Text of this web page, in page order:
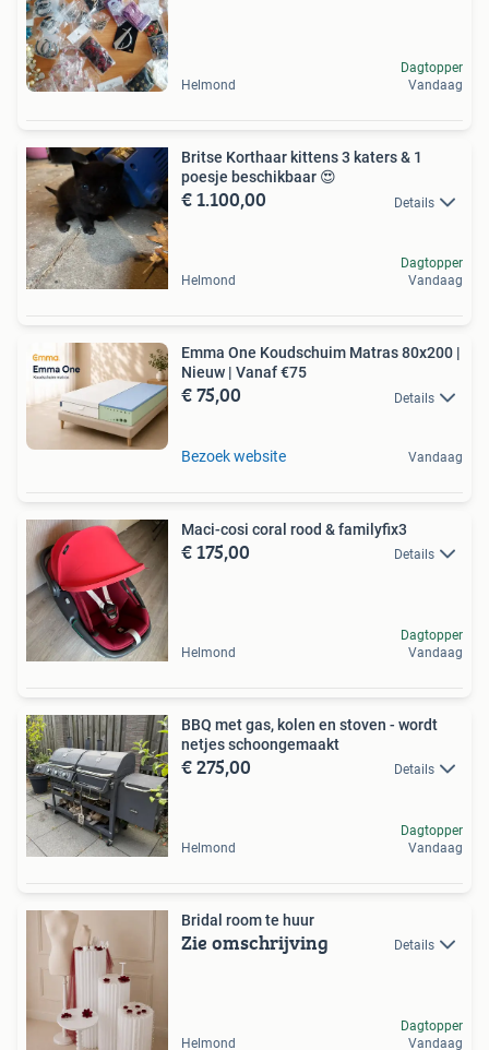
Helmond
Dagtopper
Vandaag
Britse Korthaar kittens 3 katers & 1
poesje beschikbaar 😍
€ 1.100,00 Details
Helmond
Dagtopper
Vandaag
Emma One Koudschuim Matras 80x200 |
Nieuw | Vanaf €75
€ 75,00 Details
Bezoek website Vandaag
Maci-cosi coral rood & familyfix3
€ 175,00 Details
Helmond
Dagtopper
Vandaag
BBQ met gas, kolen en stoven - wordt
netjes schoongemaakt
€ 275,00 Details
Helmond
Dagtopper
Vandaag
Bridal room te huur
Zie omschrijving Details
Helmond
Dagtopper
Vandaag